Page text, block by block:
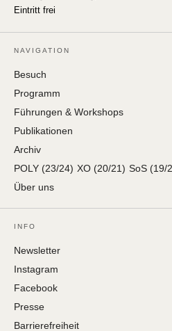
Eintritt frei
NAVIGATION
Besuch
Programm
Führungen & Workshops
Publikationen
Archiv
POLY (23/24) XO (20/21) SoS (19/
Über uns
INFO
Newsletter
Instagram
Facebook
Presse
Barrierefreiheit